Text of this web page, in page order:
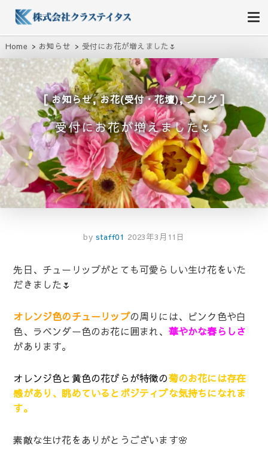
株式会社クラステイタス
地域のコミュニティーを大切にする企業
Home お知らせ 受付にお花が増えました🌷
お知らせ,お花(受付・花壇),ブログ
受付にお花が増えました🌷
by staff01 2023年3月11日
先日、チューリップがとても可愛らしい生け花をいた
だきました🌷
オレンジ色のチューリップの周りには、ピンク色や白
色、ラベンダー色のお花に囲まれ、 華やかな春らしさ
があります。
オレンジ色と黄色の花びらが特徴の菊のお花には存在
感があり、眺めているとポジティブな気持ちになれま
す。
素敵な生け花をありがとうございます🌸